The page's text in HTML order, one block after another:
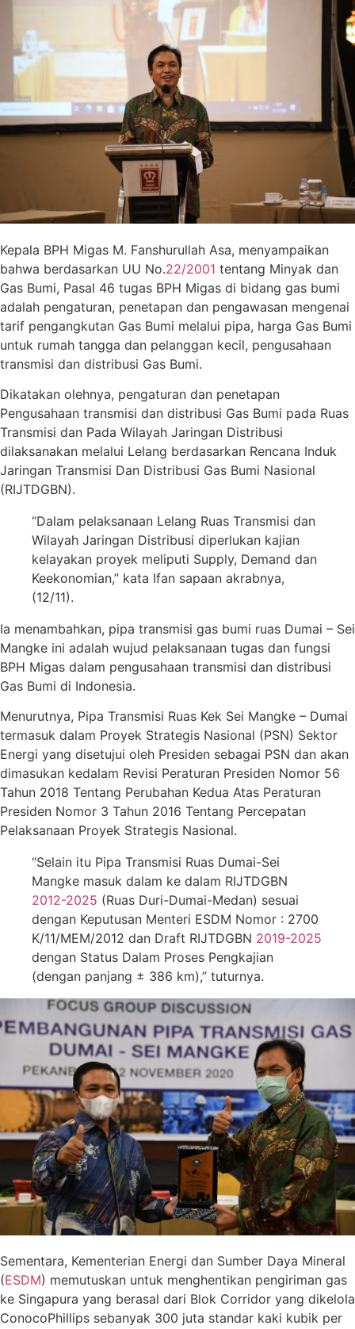
Kepala BPH Migas M. Fanshurullah Asa, menyampaikan
bahwa berdasarkan UU No.22/2001 tentang Minyak dan
Gas Bumi, Pasal 46 tugas BPH Migas di bidang gas bumi
adalah pengaturan, penetapan dan pengawasan mengenai
tarif pengangkutan Gas Bumi melalui pipa, harga Gas Bumi
untuk rumah tangga dan pelanggan kecil, pengusahaan
transmisi dan distribusi Gas Bumi.
Dikatakan olehnya, pengaturan dan penetapan
Pengusahaan transmisi dan distribusi Gas Bumi pada Ruas
Transmisi dan Pada Wilayah Jaringan Distribusi
dilaksanakan melalui Lelang berdasarkan Rencana Induk
Jaringan Transmisi Dan Distribusi Gas Bumi Nasional
(RIJTDGBN).
“Dalam pelaksanaan Lelang Ruas Transmisi dan
Wilayah Jaringan Distribusi diperlukan kajian
kelayakan proyek meliputi Supply, Demand dan
Keekonomian,” kata Ifan sapaan akrabnya,
(12/11).
Ia menambahkan, pipa transmisi gas bumi ruas Dumai – Sei
Mangke ini adalah wujud pelaksanaan tugas dan fungsi
BPH Migas dalam pengusahaan transmisi dan distribusi
Gas Bumi di Indonesia.
Menurutnya, Pipa Transmisi Ruas Kek Sei Mangke – Dumai
termasuk dalam Proyek Strategis Nasional (PSN) Sektor
Energi yang disetujui oleh Presiden sebagai PSN dan akan
dimasukan kedalam Revisi Peraturan Presiden Nomor 56
Tahun 2018 Tentang Perubahan Kedua Atas Peraturan
Presiden Nomor 3 Tahun 2016 Tentang Percepatan
Pelaksanaan Proyek Strategis Nasional.
“Selain itu Pipa Transmisi Ruas Dumai-Sei
Mangke masuk dalam ke dalam RIJTDGBN
2012-2025 (Ruas Duri-Dumai-Medan) sesuai
dengan Keputusan Menteri ESDM Nomor : 2700
K/11/MEM/2012 dan Draft RIJTDGBN 2019-2025
dengan Status Dalam Proses Pengkajian
(dengan panjang ± 386 km),” tuturnya.
Sementara, Kementerian Energi dan Sumber Daya Mineral
(ESDM) memutuskan untuk menghentikan pengiriman gas
ke Singapura yang berasal dari Blok Corridor yang dikelola
ConocoPhillips sebanyak 300 juta standar kaki kubik per